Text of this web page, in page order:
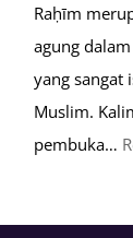
Raḥīm
agung
yang sangat
Muslim.
pembuka…